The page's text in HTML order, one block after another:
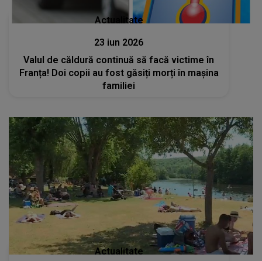
Actualitate
23 iun 2026
Valul de căldură continuă să facă victime în
Franța! Doi copii au fost găsiți morți în mașina
familiei
Actualitate